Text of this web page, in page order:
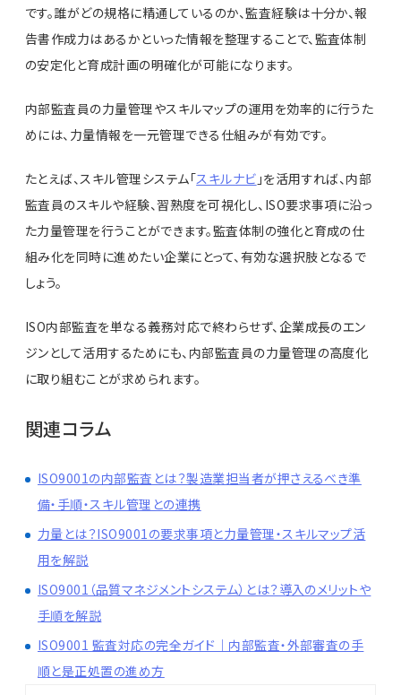
です。誰がどの規格に精通しているのか、監査経験は十分か、報
告書作成力はあるかといった情報を整理することで、監査体制
の安定化と育成計画の明確化が可能になります。
内部監査員の力量管理やスキルマップの運用を効率的に行うた
めには、力量情報を一元管理できる仕組みが有効です。
たとえば、スキル管理システム「スキルナビ 」を活用すれば、内部
監査員のスキルや経験、習熟度を可視化し、ISO要求事項に沿っ
た力量管理を行うことができます。監査体制の強化と育成の仕
組み化を同時に進めたい企業にとって、有効な選択肢となるで
しょう。
ISO内部監査を単なる義務対応で終わらせず、企業成長のエン
ジンとして活用するためにも、内部監査員の力量管理の高度化
に取り組むことが求められます。
関連コラム
ISO9001の内部監査とは？製造業担当者が押さえるべき準
備・手順・スキル管理との連携
力量とは？ISO9001の要求事項と力量管理・スキルマップ活
用を解説
ISO9001（品質マネジメントシステム）とは？導入のメリットや
手順を解説
ISO9001 監査対応の完全ガイド｜内部監査・外部審査の手
順と是正処置の進め方